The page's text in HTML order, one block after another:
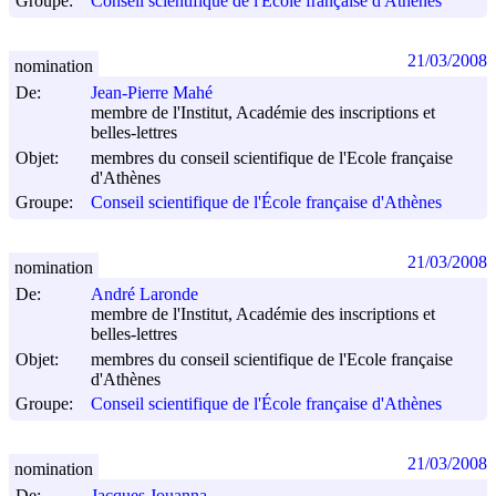
De:
Jean-Pierre Mahé
membre de l'Institut, Académie des inscriptions et
belles-lettres
Objet:
membres du conseil scientifique de l'Ecole française
d'Athènes
Groupe:
Conseil scientifique de l'École française d'Athènes
nomination 21/03/2008
De:
André Laronde
membre de l'Institut, Académie des inscriptions et
belles-lettres
Objet:
membres du conseil scientifique de l'Ecole française
d'Athènes
Groupe:
Conseil scientifique de l'École française d'Athènes
nomination 21/03/2008
nomination 21/03/2008